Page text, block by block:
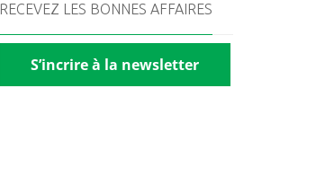
RECEVEZ LES BONNES AFFAIRES
S’incrire à la newsletter